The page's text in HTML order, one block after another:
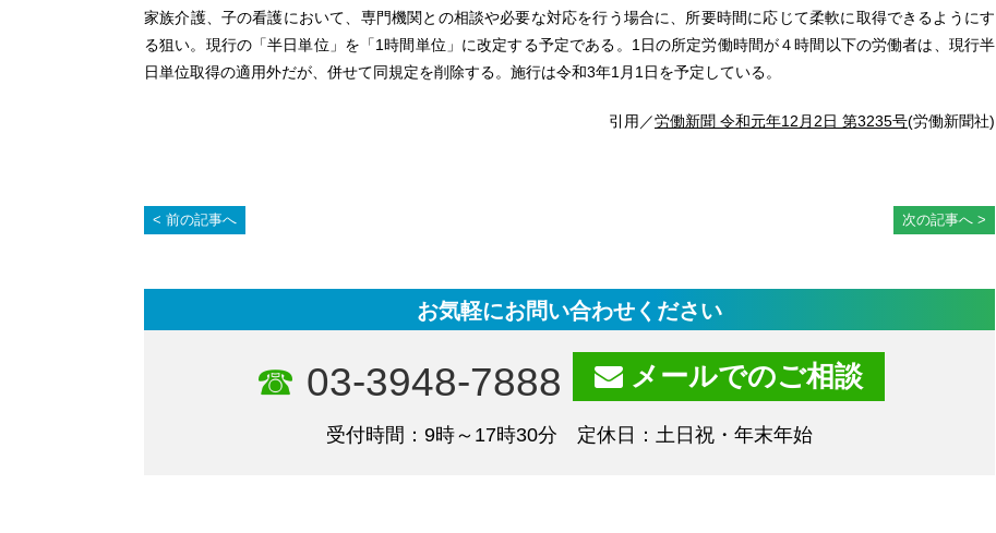
家族介護、子の看護において、専門機関との相談や必要な対応を行う場合に、所要時間に応じて柔軟に取得できるようにす
る狙い。現行の「半日単位」を「1時間単位」に改定する予定である。1日の所定労働時間が４時間以下の労働者は、現行半
日単位取得の適用外だが、併せて同規定を削除する。施行は令和3年1月1日を予定している。
引用／労働新聞 令和元年12月2日 第3235号(労働新聞社)
前の記事へ 次の記事へ
お気軽にお問い合わせください
03-3948-7888 メールでのご相談
受付時間：9時～17時30分 定休日：土日祝・年末年始